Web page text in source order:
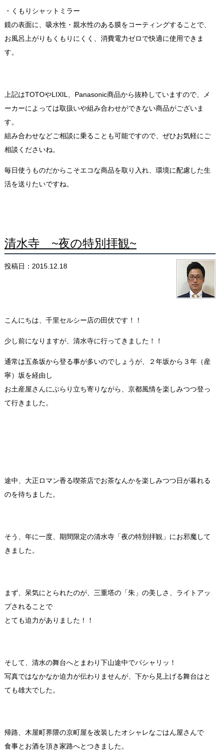
・くもりシャットミラー
鏡の表面に、吸水性・親水性のある膜をコーティングすることで、
お風呂上がりもくもりにくく、消費電力ゼロで快適に使用できま
す。
上記はTOTOやLIXIL、Panasonic商品から抜粋していますので、メ
ーカーによっては取扱いや組み合わせができない商品がございま
す。
組み合わせなどご相談に乗ることも可能ですので、ぜひお気軽にご
相談くださいね。
毎日使うものだからこそエコな商品を取り入れ、環境に配慮した生
活を送りたいですね。
清水寺 ~夜の特別拝観~
投稿日：2015.12.18
こんにちは、千里セルシー店の田伏です！！
少し前になりますが、清水寺に行ってきました！！
通常は五条坂から登る事が多いのでしょうが、２年坂から３年（産
寧）坂を経由し
お土産屋さんにぶらり立ち寄りながら、京都風情を楽しみつつ登っ
て行きました。
途中、大正ロマン香る喫茶店でお茶なんかを楽しみつつ日が暮れる
のを待ちました。
そう、年に一度、期間限定の清水寺「夜の特別拝観」にお邪魔して
きました。
まず、呆気にとられたのが、三重塔の「朱」の美しさ、ライトアッ
プされることで
とても迫力がありました！！
そして、清水の舞台へとまわり下山途中でパシャリッ！
写真ではなかなか迫力が伝わりませんが、下から見上げる舞台はと
ても雄大でした。
帰路、木屋町界隈の京町屋を改装したオシャレなごはん屋さんで
食事とお酒を頂き家路へとつきました。